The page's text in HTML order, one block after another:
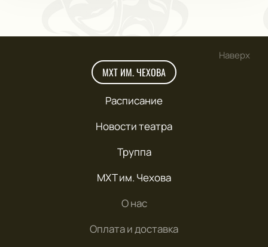
Наверх
МХТ ИМ. ЧЕХОВА
Расписание
Новости театра
Труппа
МХТ им. Чехова
О нас
Оплата и доставка